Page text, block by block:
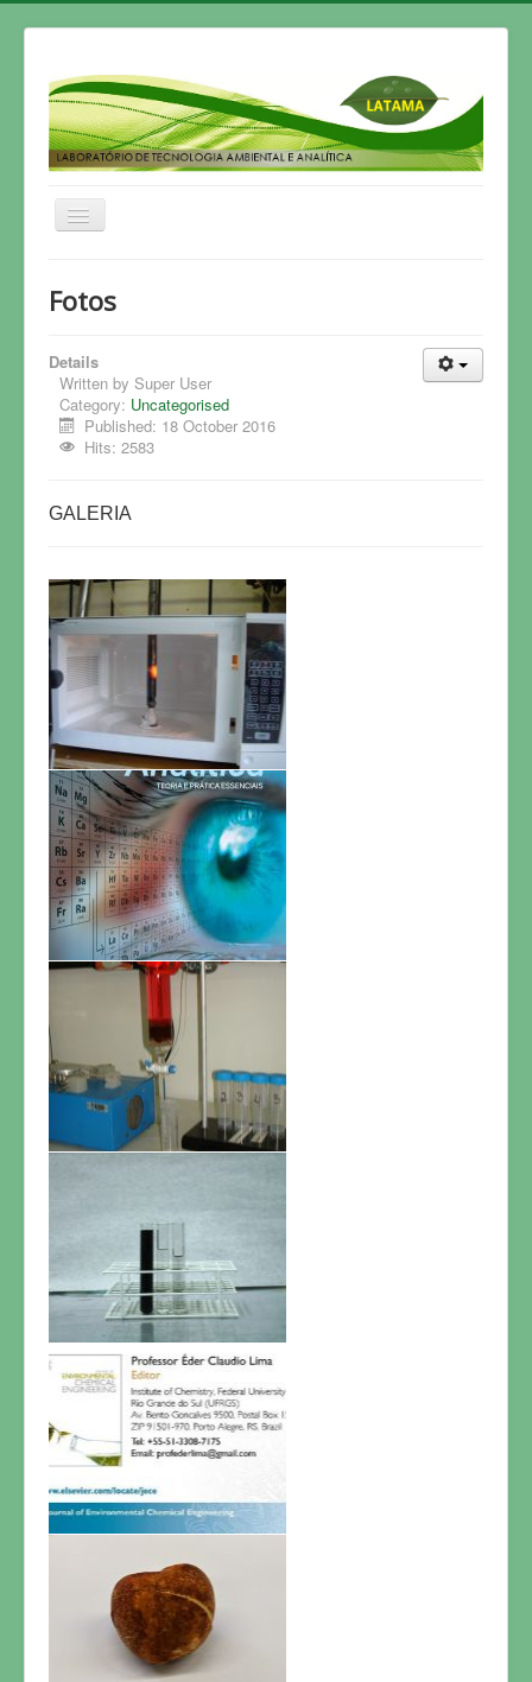
HISTÓRICO
GRUPO DE PESQUISA
PESQUISA
ARTIGOS
PUBLICAÇÕES
CONTATO
Fotos
Details
Written by Super User
Category: Uncategorised
Published: 18 October 2016
Hits: 2583
GALERIA